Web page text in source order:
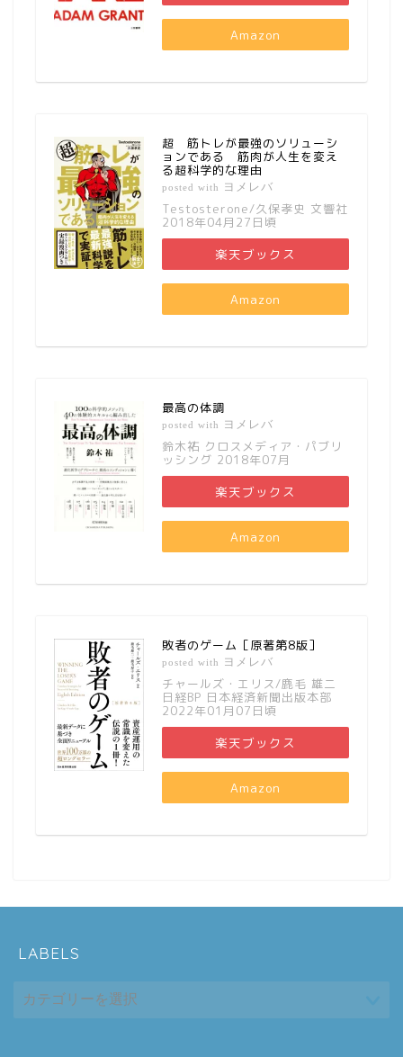
Amazon
超 筋トレが最強のソリューシ
ョンである 筋肉が人生を変え
る超科学的な理由
posted with ヨメレバ
Testosterone/久保孝史 文響社
2018年04月27日頃
楽天ブックス
Amazon
最高の体調
posted with ヨメレバ
鈴木祐 クロスメディア・パブリ
ッシング 2018年07月
楽天ブックス
Amazon
敗者のゲーム［原著第8版］
posted with ヨメレバ
チャールズ・エリス/鹿毛 雄二
日経BP 日本経済新聞出版本部
2022年01月07日頃
楽天ブックス
Amazon
LABELS